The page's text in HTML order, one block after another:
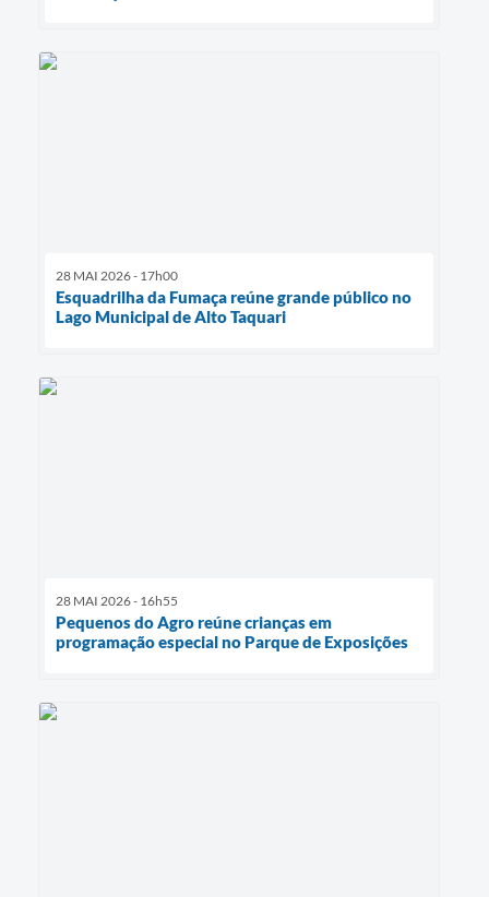
28 MAI 2026 - 17h00
Esquadrilha da Fumaça reúne grande público no
Lago Municipal de Alto Taquari
28 MAI 2026 - 16h55
Pequenos do Agro reúne crianças em
programação especial no Parque de Exposições